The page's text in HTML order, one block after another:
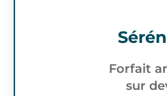
Forfait
sur